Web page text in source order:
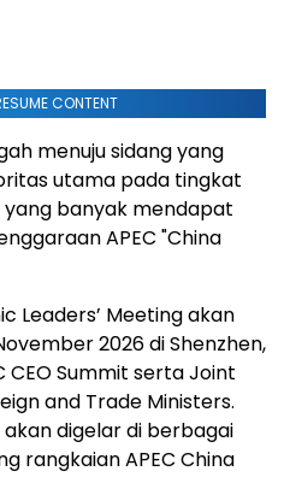
CONTENT
menuju sidang yang
utama pada tingkat
yang banyak mendapat
APEC "China
Leaders’ Meeting akan
2026 di Shenzhen,
CEO Summit serta Joint
and Trade Ministers.
digelar di berbagai
rangkaian APEC China